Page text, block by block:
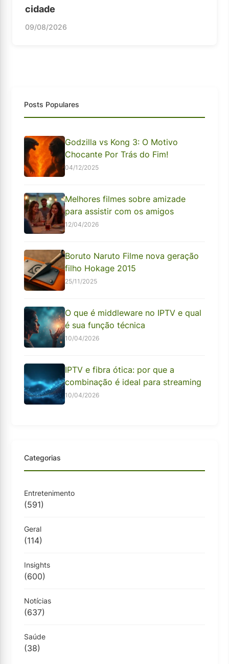
cidade
09/08/2026
Posts Populares
Godzilla vs Kong 3: O Motivo
Chocante Por Trás do Fim!
04/12/2025
Melhores filmes sobre amizade
para assistir com os amigos
12/04/2026
Boruto Naruto Filme nova geração
filho Hokage 2015
25/11/2025
O que é middleware no IPTV e qual
é sua função técnica
10/04/2026
IPTV e fibra ótica: por que a
combinação é ideal para streaming
10/04/2026
Categorias
Entretenimento
(591)
Geral
(114)
Insights
(600)
Notícias
(637)
Saúde
(38)